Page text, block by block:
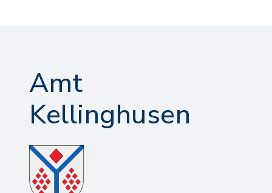
Amt
Kellinghusen